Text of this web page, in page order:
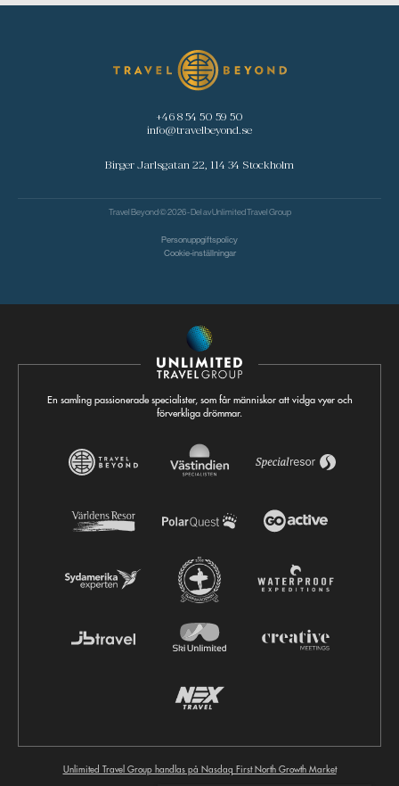
+46 8 54 50 59 50
info@travelbeyond.se
Birger Jarlsgatan 22, 114 34 Stockholm
Travel Beyond © 2026 - Del avUnlimited Travel Group
Personuppgiftspolicy
Cookie-inställningar
En samling passionerade specialister, som får människor att vidga vyer och
förverkliga drömmar.
Unlimited Travel Group handlas på Nasdaq First North Growth Market